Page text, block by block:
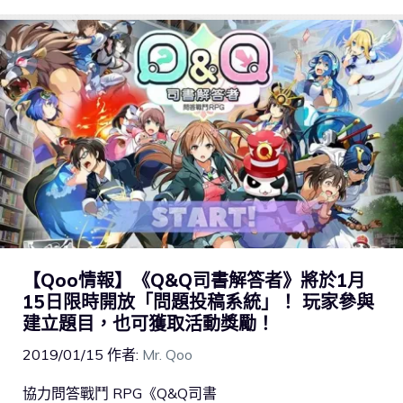
【Qoo情報】《Q&Q司書解答者》將於1月
15日限時開放「問題投稿系統」！ 玩家參與
建立題目，也可獲取活動獎勵！
2019/01/15 作者: Mr. Qoo
協力問答戰鬥 RPG《Q&Q司書